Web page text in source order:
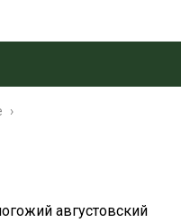
›
августовский